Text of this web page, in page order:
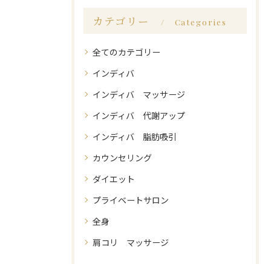
カテゴリー Categories
全てのカテゴリー
インディバ
インディバ マッサージ
インディバ 代謝アップ
インディバ 脂肪吸引
カウンセリング
ダイエット
プライベートサロン
全身
肩コリ マッサージ